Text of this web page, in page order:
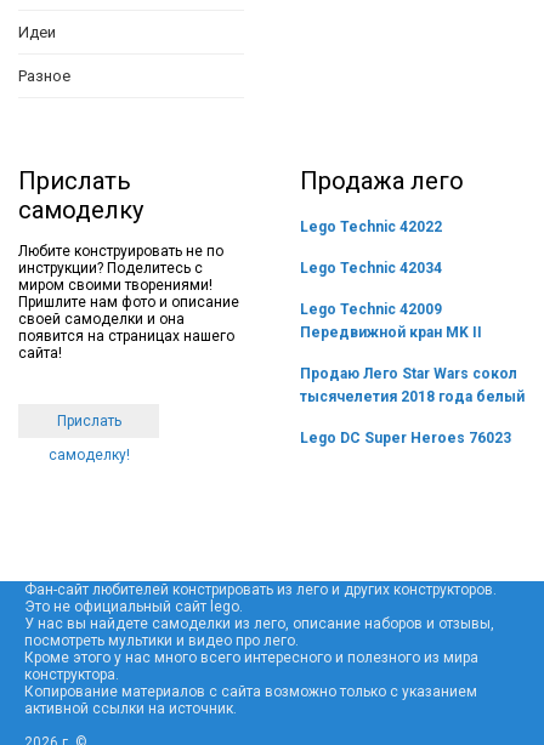
Идеи
Разное
Прислать
самоделку
Любите конструировать не по
инструкции? Поделитесь с
миром своими творениями!
Пришлите нам фото и описание
своей самоделки и она
появится на страницах нашего
сайта!
Прислать
самоделку!
Продажа лего
Lego Technic 42022
Lego Technic 42034
Lego Technic 42009
Передвижной кран MK II
Продаю Лего Star Wars сокол
тысячелетия 2018 года белый
Lego DC Super Heroes 76023
Фан-сайт любителей констрировать из лего и других конструкторов.
Это не официальный сайт lego.
У нас вы найдете самоделки из лего, описание наборов и отзывы,
посмотреть мультики и видео про лего.
Кроме этого у нас много всего интересного и полезного из мира
конструктора.
Копирование материалов с сайта возможно только с указанием
активной ссылки на источник.